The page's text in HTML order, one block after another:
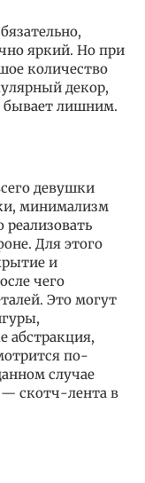
яркий. Но при
количество
декор,
бывает лишним.
девушки
минимализм
реализовать
Для этого
и
чего
Это могут
абстракция,
по-
случае
— скотч-лента в